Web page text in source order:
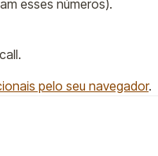
esses números).
pelo seu navegador.